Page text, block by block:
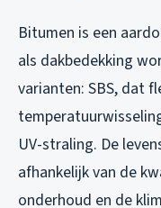
Bitumen is een
als dakbedekking
varianten: SBS, dat
UV-straling. De
afhankelijk van de
onderhoud en de